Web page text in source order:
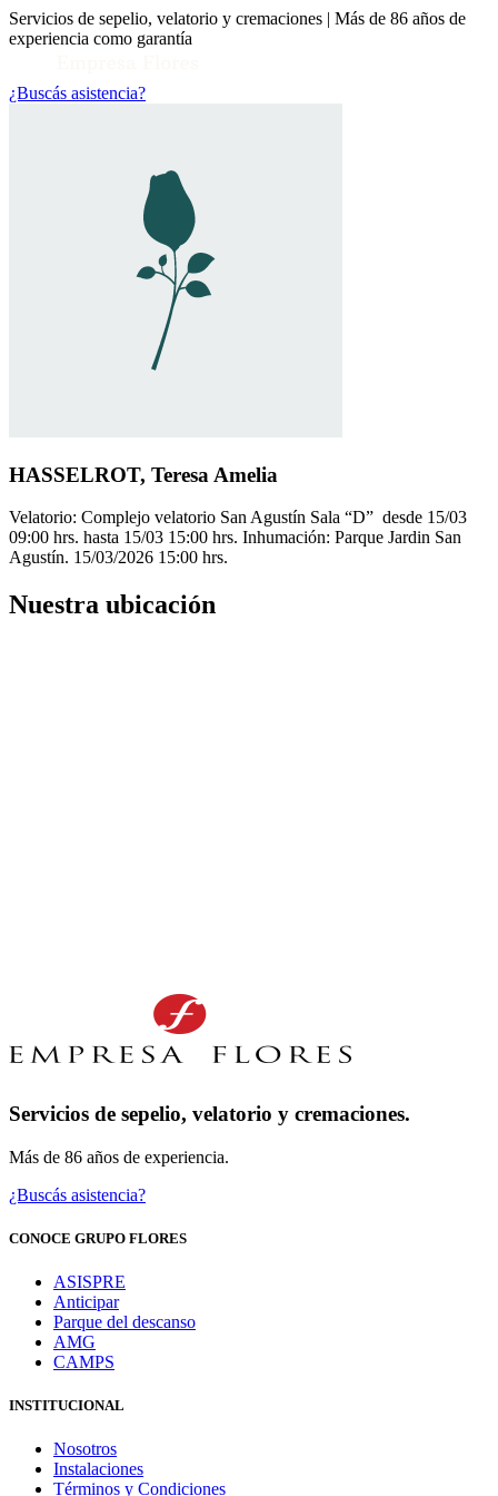
Servicios de sepelio, velatorio y cremaciones | Más de 86 años de
experiencia como garantía
¿Buscás asistencia?
HASSELROT, Teresa Amelia
Velatorio: Complejo velatorio San Agustín Sala “D” desde 15/03
09:00 hrs. hasta 15/03 15:00 hrs. Inhumación: Parque Jardin San
Agustín. 15/03/2026 15:00 hrs.
Nuestra ubicación
Servicios de sepelio, velatorio y cremaciones.
Más de 86 años de experiencia.
¿Buscás asistencia?
CONOCE GRUPO FLORES
ASISPRE
Anticipar
Parque del descanso
AMG
CAMPS
INSTITUCIONAL
Nosotros
Instalaciones
Términos y Condiciones